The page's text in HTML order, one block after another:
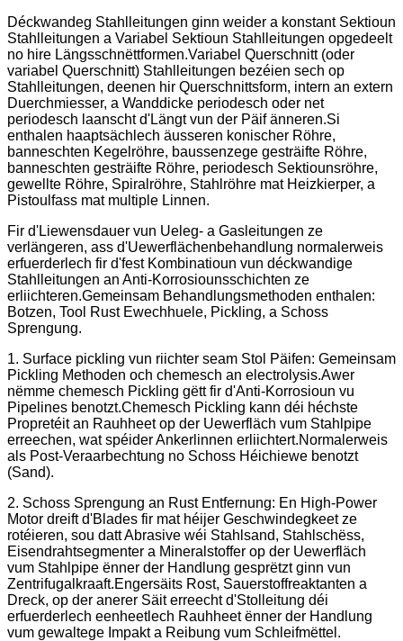
Déckwandeg Stahlleitungen ginn weider a konstant Sektioun
Stahlleitungen a Variabel Sektioun Stahlleitungen opgedeelt
no hire Längsschnëttformen.Variabel Querschnitt (oder
variabel Querschnitt) Stahlleitungen bezéien sech op
Stahlleitungen, deenen hir Querschnittsform, intern an extern
Duerchmiesser, a Wanddicke periodesch oder net
periodesch laanscht d'Längt vun der Päif änneren.Si
enthalen haaptsächlech äusseren konischer Röhre,
banneschten Kegelröhre, baussenzege gesträifte Röhre,
banneschten gesträifte Röhre, periodesch Sektiounsröhre,
gewellte Röhre, Spiralröhre, Stahlröhre mat Heizkierper, a
Pistoulfass mat multiple Linnen.
Fir d'Liewensdauer vun Ueleg- a Gasleitungen ze
verlängeren, ass d'Uewerflächenbehandlung normalerweis
erfuerderlech fir d'fest Kombinatioun vun déckwandige
Stahlleitungen an Anti-Korrosiounsschichten ze
erliichteren.Gemeinsam Behandlungsmethoden enthalen:
Botzen, Tool Rust Ewechhuele, Pickling, a Schoss
Sprengung.
1. Surface pickling vun riichter seam Stol Päifen: Gemeinsam
Pickling Methoden och chemesch an electrolysis.Awer
nëmme chemesch Pickling gëtt fir d'Anti-Korrosioun vu
Pipelines benotzt.Chemesch Pickling kann déi héchste
Propretéit an Rauhheet op der Uewerfläch vum Stahlpipe
erreechen, wat spéider Ankerlinnen erliichtert.Normalerweis
als Post-Veraarbechtung no Schoss Héichiewe benotzt
(Sand).
2. Schoss Sprengung an Rust Entfernung: En High-Power
Motor dreift d'Blades fir mat héijer Geschwindegkeet ze
rotéieren, sou datt Abrasive wéi Stahlsand, Stahlschëss,
Eisendrahtsegmenter a Mineralstoffer op der Uewerfläch
vum Stahlpipe ënner der Handlung gesprëtzt ginn vun
Zentrifugalkraaft.Engersäits Rost, Sauerstoffreaktanten a
Dreck, op der anerer Säit erreecht d'Stolleitung déi
erfuerderlech eenheetlech Rauhheet ënner der Handlung
vum gewaltege Impakt a Reibung vum Schleifmëttel.